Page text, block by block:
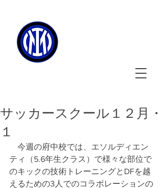
サッカースクール１２月・
１
今週の府中校では、エソルディエン
ティ（5.6年生クラス）で様々な部位で
のキックの技術トレーニングとDFを越
えるための3人でのコラボレーションの